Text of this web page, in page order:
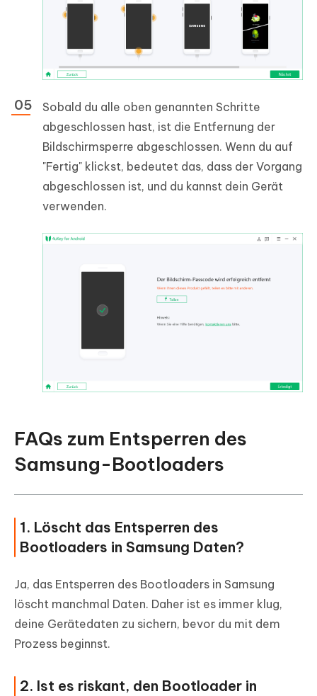
Sobald du alle oben genannten Schritte
abgeschlossen hast, ist die Entfernung der
Bildschirmsperre abgeschlossen. Wenn du auf
"Fertig" klickst, bedeutet das, dass der Vorgang
abgeschlossen ist, und du kannst dein Gerät
verwenden.
FAQs zum Entsperren des
Samsung-Bootloaders
1. Löscht das Entsperren des
Bootloaders in Samsung Daten?
Ja, das Entsperren des Bootloaders in Samsung
löscht manchmal Daten. Daher ist es immer klug,
deine Gerätedaten zu sichern, bevor du mit dem
Prozess beginnst.
2. Ist es riskant, den Bootloader in